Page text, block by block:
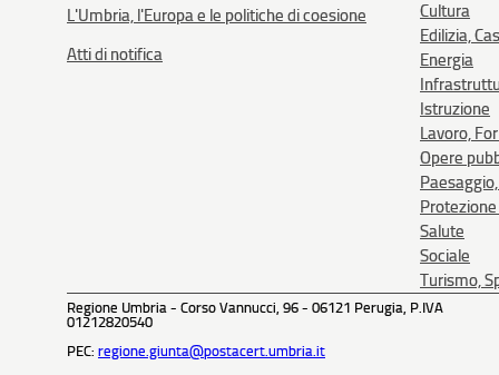
L'Umbria, l'Europa e le politiche di coesione
Atti di notifica
Cultura
Edilizia,
Energia
Istruzione
Lavoro,
Opere
Protezione
Salute
Sociale
Turismo,
Regione Umbria - Corso Vannucci, 96 - 06121 Perugia, P.IVA
01212820540
PEC: regione.giunta@postacert.umbria.it